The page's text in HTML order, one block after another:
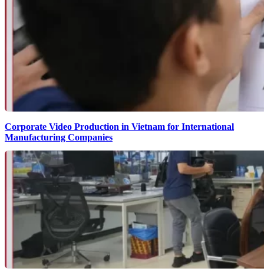
Corporate Video Production in Vietnam for International
Manufacturing Companies